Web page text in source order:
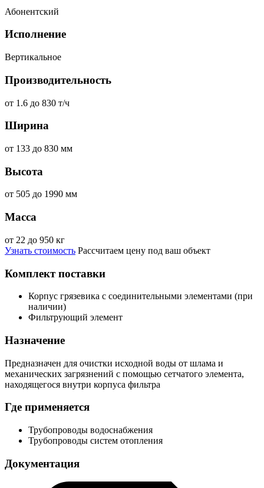
Абонентский
Исполнение
Вертикальное
Производительность
от 1.6 до 830 т/ч
Ширина
от 133 до 830 мм
Высота
от 505 до 1990 мм
Масса
от 22 до 950 кг
Узнать стоимость Рассчитаем цену под ваш объект
Комплект поставки
Корпус грязевика с соединительными элементами (при
наличии)
Фильтрующий элемент
Назначение
Предназначен для очистки исходной воды от шлама и
механических загрязнений с помощью сетчатого элемента,
находящегося внутри корпуса фильтра
Где применяется
Трубопроводы водоснабжения
Трубопроводы систем отопления
Документация